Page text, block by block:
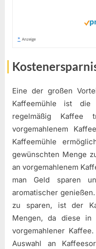
* Anzeige
Eine der großen
Kaffeemühle ist die
regelmäßig
vorgemahlenem
Kaffeemühle
gewünschten Menge
an vorgemahlenem
man Geld sparen
aromatischer
zu sparen, ist der
Mengen, da diese
vorgemahlener
Auswahl an